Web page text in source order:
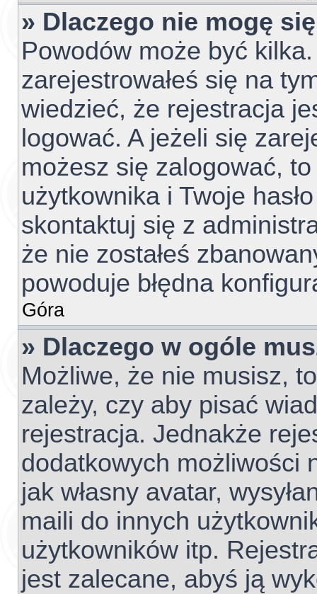
» Dlaczego nie mogę
Powodów może być
zarejestrowałeś się na
wiedzieć, że rejestracja
logować. A jeżeli się
możesz się zalogować,
użytkownika i Twoje
skontaktuj się z
że nie zostałeś
powoduje błędna
Góra
» Dlaczego w ogóle
Możliwe, że nie musisz,
zależy, czy aby pisać
rejestracja. Jednakże
dodatkowych możliwości
jak własny avatar,
maili do innych
użytkowników itp.
jest zalecane, abyś ją